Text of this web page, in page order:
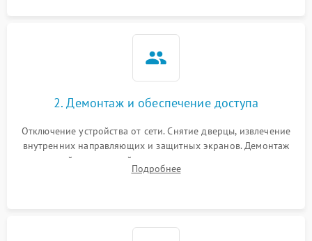
2. Демонтаж и обеспечение доступа
Отключение устройства от сети. Снятие дверцы, извлечение
внутренних направляющих и защитных экранов. Демонтаж
задней или верхней панели для прямого доступа к
нагревательным элементам, плате и вентиляторам.
Подробнее